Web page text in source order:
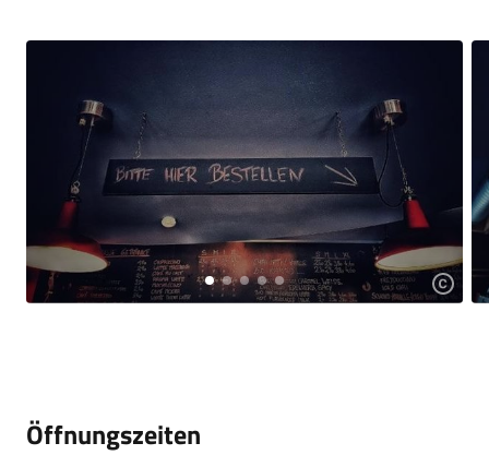
Öffnungszeiten